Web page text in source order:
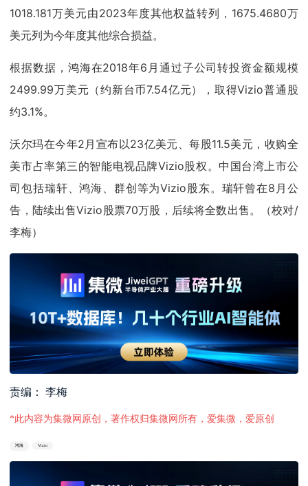
1018.181万美元由2023年度其他权益转列，1675.4680万
美元列为今年度其他综合损益。
根据数据，鸿海在2018年6月通过子公司转投资金额规模
2499.99万美元（约新台币7.54亿元），取得Vizio普通股
约3.1%。
沃尔玛在今年2月宣布以23亿美元、每股11.5美元，收购全
美市占率第三的智能电视品牌Vizio股权。中国台湾上市公
司包括瑞轩、鸿海、群创等为Vizio股东。瑞轩曾在8月公
告，陆续出售Vizio股票70万股，后续将全数出售。（校对/
李梅）
责编： 李梅
*此内容为集微网原创，著作权归集微网所有，爱集微，爱原创
鸿海 Vizio